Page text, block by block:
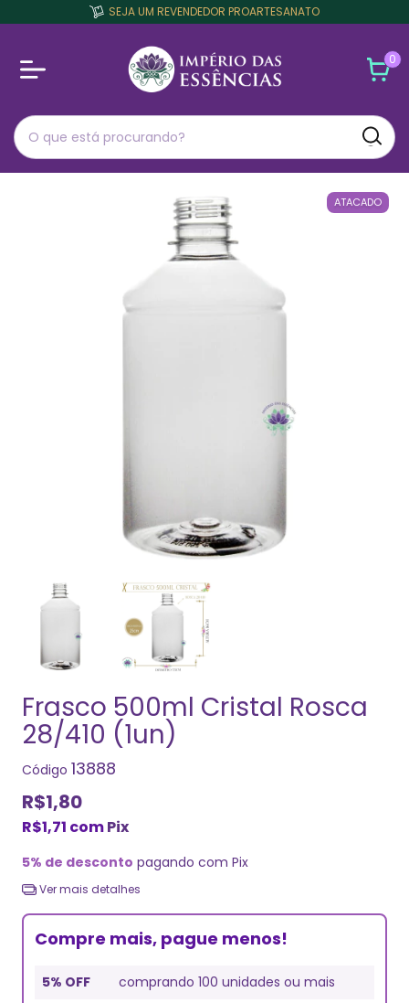
SEJA UM REVENDEDOR PROARTESANATO
0
ATACADO
Frasco 500ml Cristal Rosca
28/410 (1un)
Código 13888
R$1,80
R$1,71 comPix
5% de desconto pagando com Pix
Ver mais detalhes
Compre mais, pague menos!
5% OFF
comprando 100 unidades ou mais